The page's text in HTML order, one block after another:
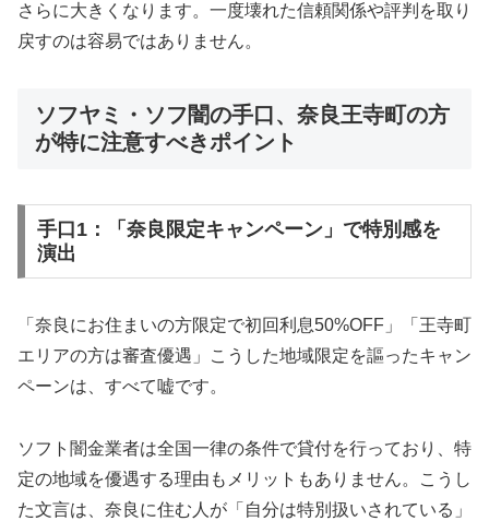
さらに大きくなります。一度壊れた信頼関係や評判を取り
戻すのは容易ではありません。
ソフヤミ・ソフ闇の手口、奈良王寺町の方
が特に注意すべきポイント
手口1：「奈良限定キャンペーン」で特別感を
演出
「奈良にお住まいの方限定で初回利息50%OFF」「王寺町
エリアの方は審査優遇」こうした地域限定を謳ったキャン
ペーンは、すべて嘘です。
ソフト闇金業者は全国一律の条件で貸付を行っており、特
定の地域を優遇する理由もメリットもありません。こうし
た文言は、奈良に住む人が「自分は特別扱いされている」